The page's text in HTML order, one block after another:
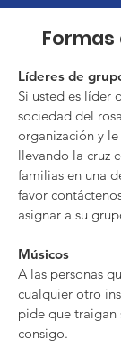
Líderes de
Si usted es líder
sociedad del
organización y
llevando la cruz
familias en una
favor
asignar a su
Músicos
A las personas
cualquier otro
pide que traigan
consigo.